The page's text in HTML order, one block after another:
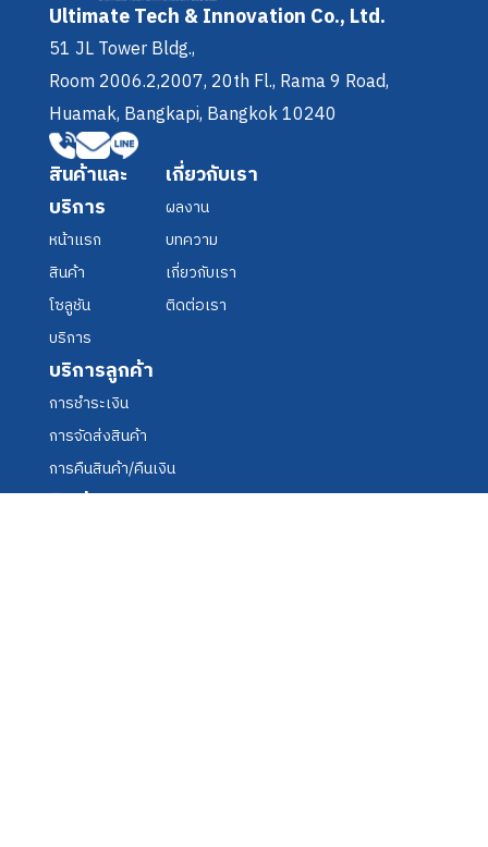
Ultimate Tech & Innovation Co., Ltd.
51 JL Tower Bldg.,
Room 2006.2,2007, 20th Fl., Rama 9 Road,
Huamak, Bangkapi, Bangkok 10240
สินค้าและ
บริการ
หน้าแรก
สินค้า
โซลูชัน
บริการ
เกี่ยวกับเรา
ผลงาน
บทความ
เกี่ยวกับเรา
ติดต่อเรา
บริการลูกค้า
การชำระเงิน
การจัดส่งสินค้า
การคืนสินค้า/คืนเงิน
ติดต่อ